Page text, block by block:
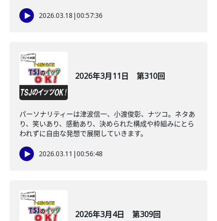
2026.03.18 |00:57:36
2026年3月11日 第310回
パーソナリティーは津波信一、小渡俊彰、ナツコ。ネタあ
り、笑いあり、感動あり、決められた構成や枠組みにとら
われずに自由な発想で展開していきます。
2026.03.11 |00:56:48
2026年3月4日 第309回